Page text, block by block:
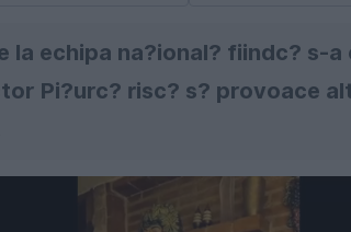
la echipa na?ional? fiindc? s-a
Pi?urc? risc? s? provoace